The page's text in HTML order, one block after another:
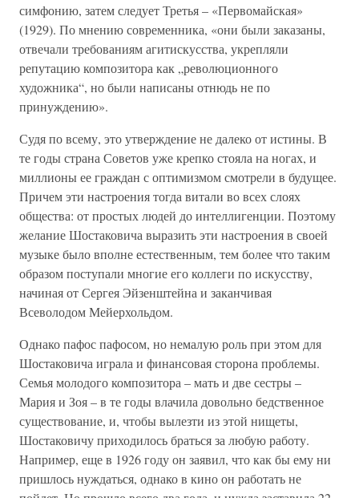
симфонию, затем следует Третья – «Первомайская»
(1929). По мнению современника, «они были заказаны,
отвечали требованиям агитискусства, укрепляли
репутацию композитора как „революционного
художника“, но были написаны отнюдь не по
принуждению».
Судя по всему, это утверждение не далеко от истины. В
те годы страна Советов уже крепко стояла на ногах, и
миллионы ее граждан с оптимизмом смотрели в будущее.
Причем эти настроения тогда витали во всех слоях
общества: от простых людей до интеллигенции. Поэтому
желание Шостаковича выразить эти настроения в своей
музыке было вполне естественным, тем более что таким
образом поступали многие его коллеги по искусству,
начиная от Сергея Эйзенштейна и заканчивая
Всеволодом Мейерхольдом.
Однако пафос пафосом, но немалую роль при этом для
Шостаковича играла и финансовая сторона проблемы.
Семья молодого композитора – мать и две сестры –
Мария и Зоя – в те годы влачила довольно бедственное
существование, и, чтобы вылезти из этой нищеты,
Шостаковичу приходилось браться за любую работу.
Например, еще в 1926 году он заявил, что как бы ему ни
пришлось нуждаться, однако в кино он работать не